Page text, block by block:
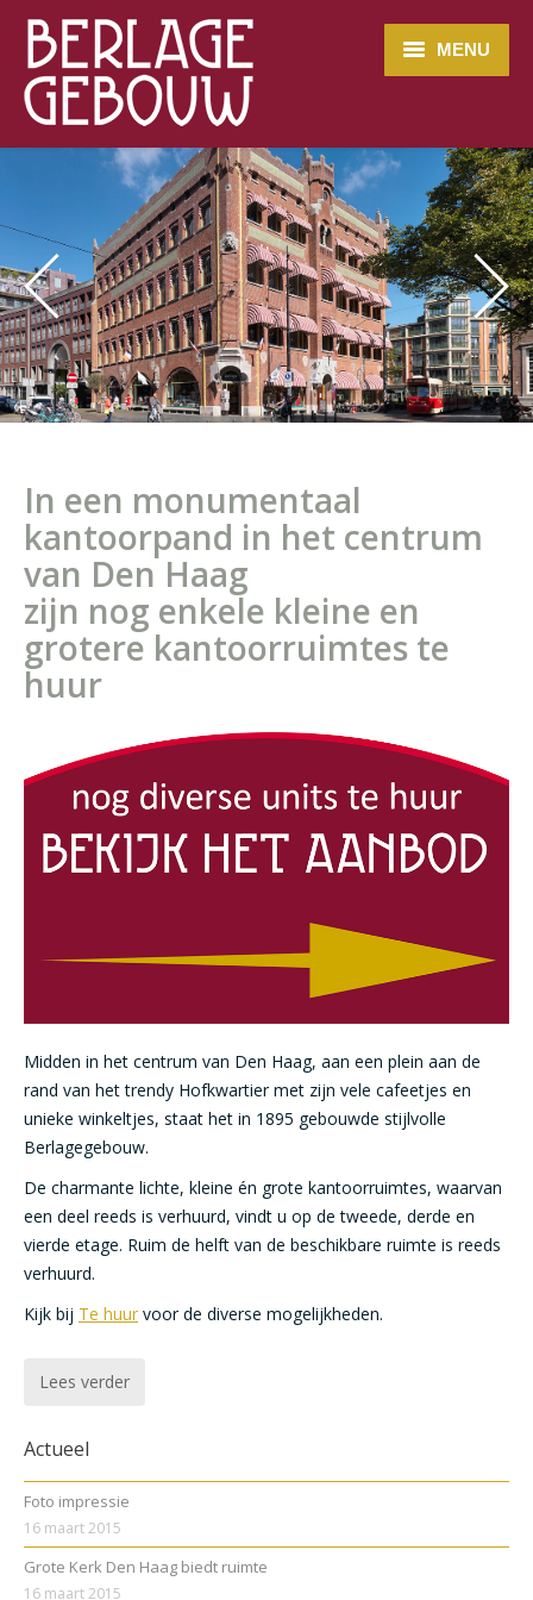
MENU
HOME
TE HUUR
LOCATIE
ACTUEEL
CONTACT
In een monumentaal
kantoorpand in het centrum
van Den Haag
zijn nog enkele kleine en
grotere kantoorruimtes te
huur
Midden in het centrum van Den Haag, aan een plein aan de
rand van het trendy Hofkwartier met zijn vele cafeetjes en
unieke winkeltjes, staat het in 1895 gebouwde stijlvolle
Berlagegebouw.
De charmante lichte, kleine én grote kantoorruimtes, waarvan
een deel reeds is verhuurd, vindt u op de tweede, derde en
vierde etage. Ruim de helft van de beschikbare ruimte is reeds
verhuurd.
Kijk bij Te huur voor de diverse mogelijkheden.
Lees verder
Actueel
Foto impressie
16 maart 2015
Grote Kerk Den Haag biedt ruimte
16 maart 2015